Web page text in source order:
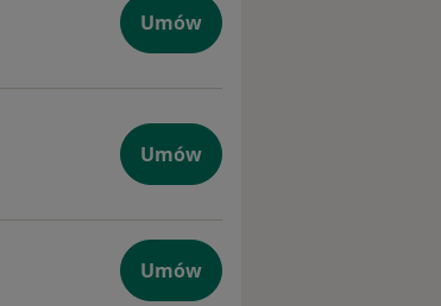
Umów
Umów
Umów